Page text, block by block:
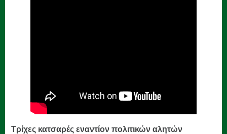
Τρίχες κατσαρές εναντίον πολιτικών αλητών